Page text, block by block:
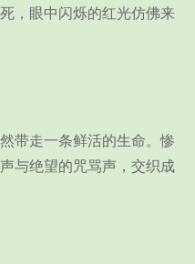
眼中闪烁的红光仿佛来
走一条鲜活的生命。惨
与绝望的咒骂声，交织成